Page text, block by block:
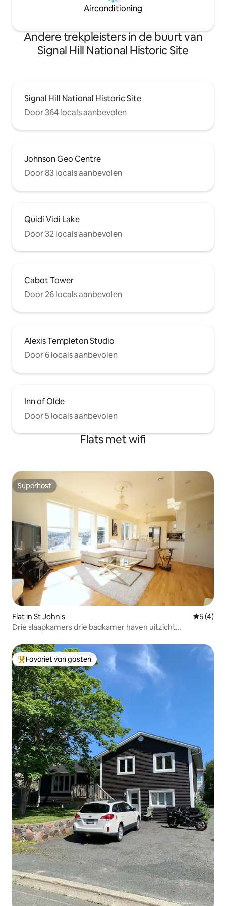
Airconditioning
Andere trekpleisters in de buurt van
Signal Hill National Historic Site
Signal Hill National Historic Site
Door 364 locals aanbevolen
Johnson Geo Centre
Door 83 locals aanbevolen
Quidi Vidi Lake
Door 32 locals aanbevolen
Cabot Tower
Door 26 locals aanbevolen
Alexis Templeton Studio
Door 6 locals aanbevolen
Inn of Olde
Door 5 locals aanbevolen
Flats met wifi
Superhost
Superhost
Flat in St John's
5 (4)
Drie slaapkamers drie badkamer haven uitzicht
Topfavoriet van gasten
Favoriet van gasten